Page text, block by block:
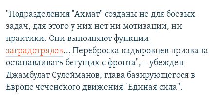
"Подразделения "Ахмат" созданы не для боевых
задач, для этого у них нет ни мотивации, ни
практики. Они выполняют функции
заградотрядов... Переброска кадыровцев призвана
останавливать бегущих с фронта", – убежден
Джамбулат Сулейманов, глава базирующегося в
Европе чеченского движения "Единая сила".